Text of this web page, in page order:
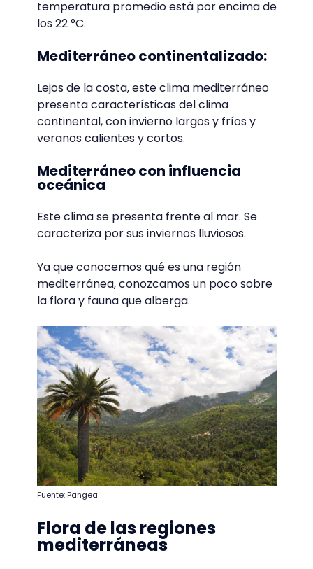
temperatura promedio está por encima de
los 22 °C.
Mediterráneo continentalizado:
Lejos de la costa, este clima mediterráneo
presenta características del clima
continental, con invierno largos y fríos y
veranos calientes y cortos.
Mediterráneo con influencia
oceánica
Este clima se presenta frente al mar. Se
caracteriza por sus inviernos lluviosos.
Ya que conocemos qué es una región
mediterránea, conozcamos un poco sobre
la flora y fauna que alberga.
Fuente: Pangea
Flora de las regiones
mediterráneas